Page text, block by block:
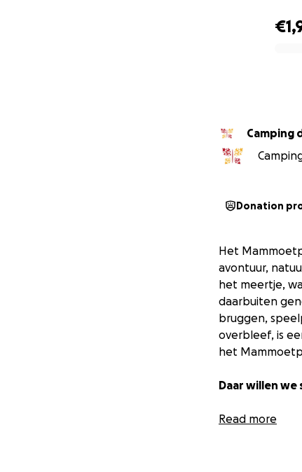
Camping
Donation
Het
avontuur,
het meertje,
daarbuiten
bruggen,
overbleef, is
het
Daar willen we
WerkPro
Read more